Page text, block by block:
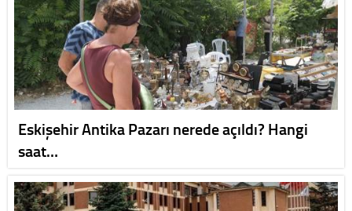
Eskişehir Antika Pazarı nerede açıldı? Hangi
saat…